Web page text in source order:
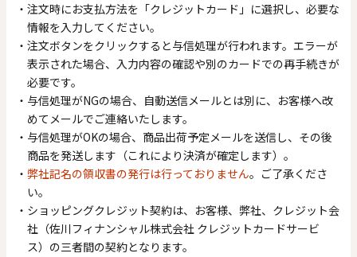
注文時にお支払方法を「クレジットカード」に選択し、必要な
情報を入力してください。
注文ボタンをクリックすると与信処理が行われます。エラーが
表示された場合、入力内容の確認や別のカードでの再手続きが
必要です。
与信処理がNGの場合、自動送信メールとは別に、お客様へ改
めてメールでご連絡いたします。
与信処理がOKの場合、商品出荷予定メールを送信し、その後
商品を発送します（これにより決済が確定します）。
弊社記名の領収書の発行は行っておりません。ご了承くださ
い。
ショッピングクレジット契約は、お客様、弊社、クレジット会
社（佐川フィナンシャル株式会社 クレジットカードサービ
ス）の三者間の契約となります。